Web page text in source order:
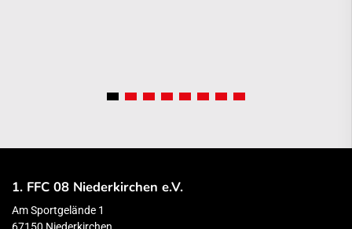
1. FFC 08 Niederkirchen e.V.
Am Sportgelände 1